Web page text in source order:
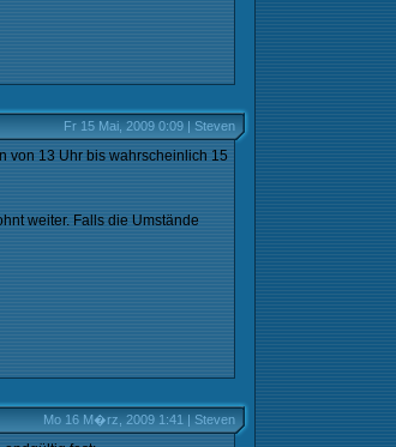
Fr 15 Mai, 2009 0:09 | Steven
von 13 Uhr bis wahrscheinlich 15
weiter. Falls die Umstände
Mo 16 M�rz, 2009 1:41 | Steven